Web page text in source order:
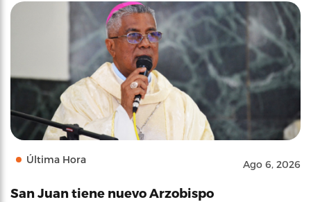
Última Hora Ago 6, 2026
San Juan tiene nuevo Arzobispo